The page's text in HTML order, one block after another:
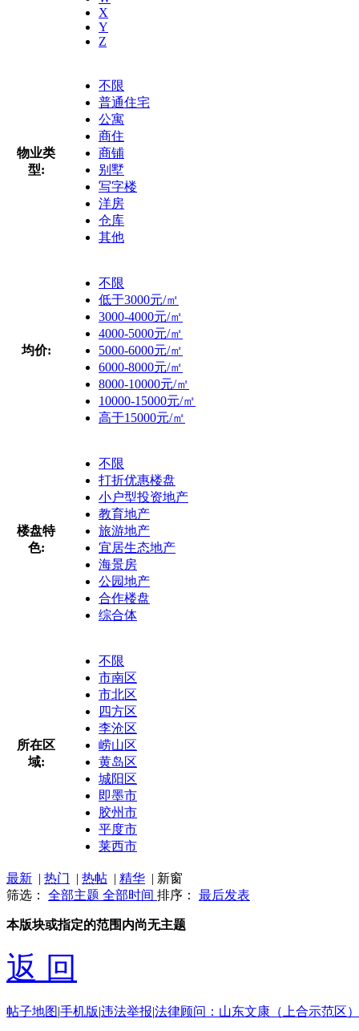
X
Y
Z
物业类
型:
不限
普通住宅
公寓
商住
商铺
别墅
写字楼
洋房
仓库
其他
均价:
不限
低于3000元/㎡
3000-4000元/㎡
4000-5000元/㎡
5000-6000元/㎡
6000-8000元/㎡
8000-10000元/㎡
10000-15000元/㎡
高于15000元/㎡
楼盘特
色:
不限
打折优惠楼盘
小户型投资地产
教育地产
旅游地产
宜居生态地产
海景房
公园地产
合作楼盘
综合体
所在区
域:
不限
市南区
市北区
四方区
李沧区
崂山区
黄岛区
城阳区
即墨市
胶州市
平度市
莱西市
最新 | 热门 | 热帖 | 精华 | 新窗
筛选： 全部主题 全部时间 排序： 最后发表
本版块或指定的范围内尚无主题
返 回
帖子地图|手机版|违法举报|法律顾问：山东文康（上合示范区